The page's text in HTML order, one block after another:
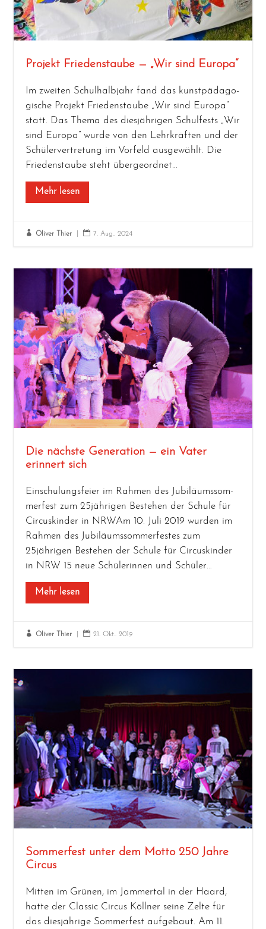
Projekt Friedenstaube — „Wir sind Europa“
Im zwei­ten Schul­halb­jahr fand das kunst­päd­ago­
gi­sche Pro­jekt Frie­dens­tau­be „Wir sind Euro­pa“
statt. Das The­ma des dies­jäh­ri­gen Schul­fests „Wir
sind Euro­pa“ wur­de von den Lehr­kräf­ten und der
Schü­ler­ver­tre­tung im Vor­feld aus­ge­wählt. Die
Frie­dens­tau­be steht übergeordnet…
Mehr lesen
 Oliver Thier  7. Aug.. 2024
Die nächste Generation — ein Vater
erinnert sich
Ein­schu­lungs­fei­er im Rah­men des Jubi­lä­ums­som­
mer­fest zum 25jährigen Bestehen der Schu­le für
Cir­cus­kin­der in NRWAm 10. Juli 2019 wur­den im
Rah­men des Jubi­lä­ums­som­mer­fes­tes zum
25jährigen Bestehen der Schu­le für Cir­cus­kin­der
in NRW 15 neue Schü­le­rin­nen und Schüler…
Mehr lesen
 Oliver Thier  21. Okt.. 2019
Sommerfest unter dem Motto 250 Jahre
Circus
Mit­ten im Grü­nen, im Jam­mer­tal in der Haard,
hat­te der Clas­sic Cir­cus Köll­ner sei­ne Zel­te für
das dies­jäh­ri­ge Som­mer­fest auf­ge­baut. Am 11.